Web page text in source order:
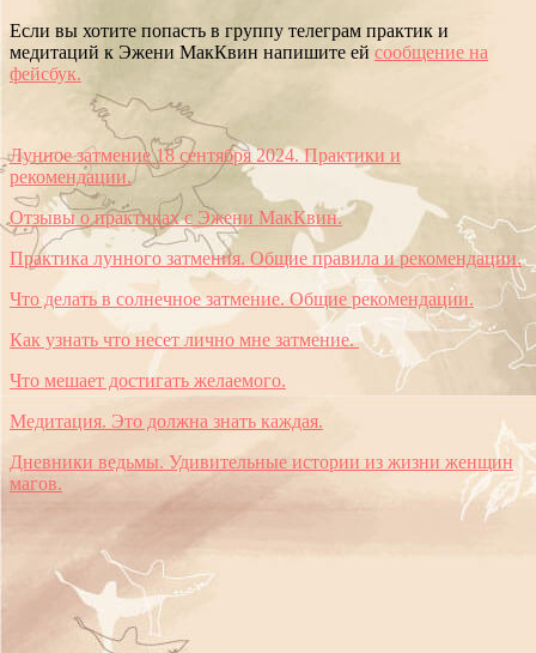
Если вы хотите попасть в группу телеграм практик и
медитаций к Эжени МакКвин напишите ей сообщение на
фейсбук.
Лунное затмение 18 сентября 2024. Практики и
рекомендации.
Отзывы о практиках с Эжени МакКвин.
Практика лунного затмения. Общие правила и рекомендации.
Что делать в солнечное затмение. Общие рекомендации.
Как узнать что несет лично мне затмение.
Что мешает достигать желаемого.
Медитация. Это должна знать каждая.
Дневники ведьмы. Удивительные истории из жизни женщин
магов.